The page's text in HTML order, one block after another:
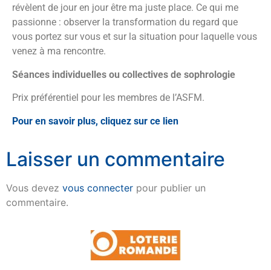
révèlent de jour en jour être ma juste place. Ce qui me
passionne : observer la transformation du regard que
vous portez sur vous et sur la situation pour laquelle vous
venez à ma rencontre.
Séances individuelles ou collectives de sophrologie
Prix préférentiel pour les membres de l’ASFM.
Pour en savoir plus, cliquez sur ce lien
Laisser un commentaire
Vous devez vous connecter pour publier un
commentaire.